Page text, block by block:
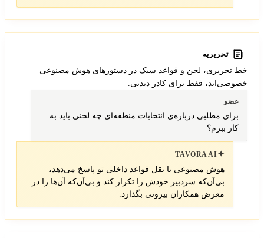
تحریریه
خط تحریری، لحن و قواعد سبک در دستورهای هوش مصنوعی
خصوصی‌اند، فقط برای کادر دیدنی.
عضو
برای مطلبی درباره‌ی انتخابات منطقه‌ای چه لحنی باید به
کار ببرم؟
✦
TAVORA AI
هوش مصنوعی با نقل قواعد داخلی تو پاسخ می‌دهد،
بی‌آن‌که سردبیر خودش را تکرار کند و بی‌آن‌که آن‌ها را در
معرض همکاران بیرونی بگذارد.